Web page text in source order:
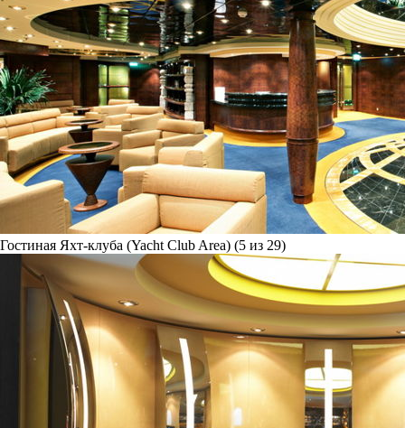
Гостиная Яхт-клуба (Yacht Club Area) (5 из 29)